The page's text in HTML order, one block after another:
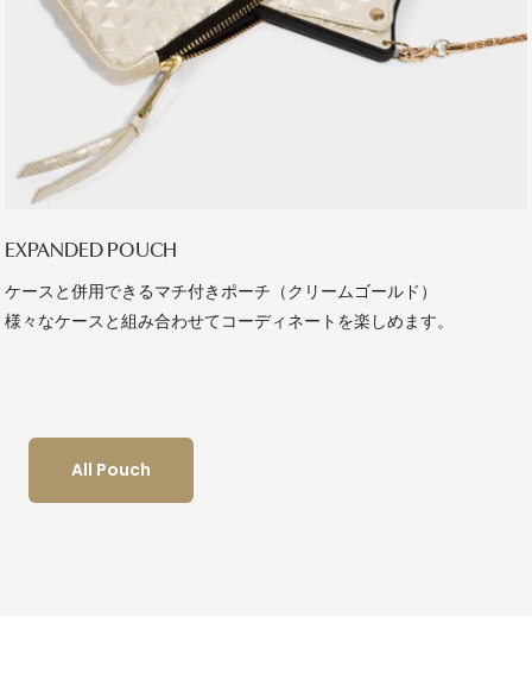
EXPANDED POUCH
ケースと併用できるマチ付きポーチ（クリームゴールド）
様々なケースと組み合わせてコーディネートを楽しめます。
All Pouch